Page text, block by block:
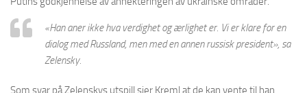
«Han aner ikke hva verdighet og ærlighet er. Vi er klare for en
dialog med Russland, men med en annen russisk president», sa
Zelensky.
Som svar på Zelenskys utspill sier Kreml at de kan vente til han